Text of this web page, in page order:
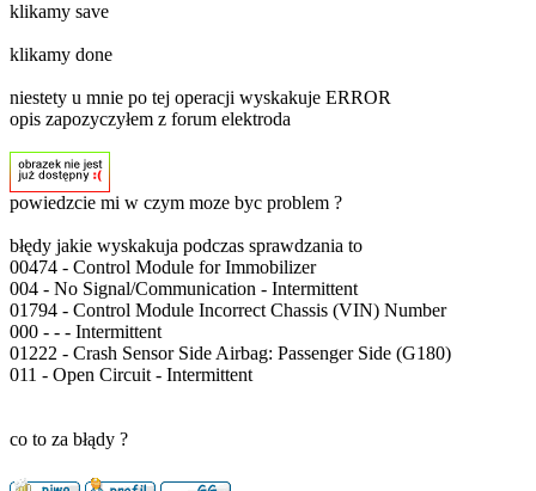
klikamy save
klikamy done
niestety u mnie po tej operacji wyskakuje ERROR
opis zapozyczyłem z forum elektroda
powiedzcie mi w czym moze byc problem ?
błędy jakie wyskakuja podczas sprawdzania to
00474 - Control Module for Immobilizer
004 - No Signal/Communication - Intermittent
01794 - Control Module Incorrect Chassis (VIN) Number
000 - - - Intermittent
01222 - Crash Sensor Side Airbag: Passenger Side (G180)
011 - Open Circuit - Intermittent
co to za błądy ?